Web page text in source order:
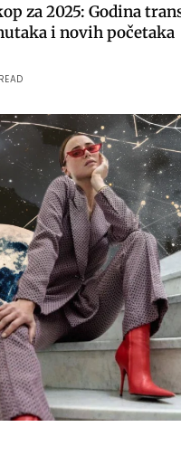
za 2025: Godina
i novih početaka